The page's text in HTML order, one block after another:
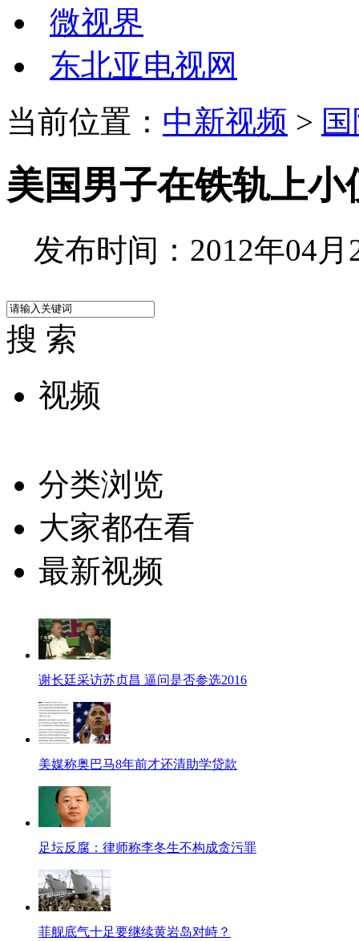
微视界
东北亚电视网
当前位置： 中新视频 >
美国男子在铁轨上小
发布时间：2012年04月
搜 索
视频
分类浏览
大家都在看
最新视频
谢长廷采访苏贞昌 逼问是否参选2016
美媒称奥巴马8年前才还清助学贷款
足坛反腐：律师称李冬生不构成贪污罪
菲舰底气十足要继续黄岩岛对峙？